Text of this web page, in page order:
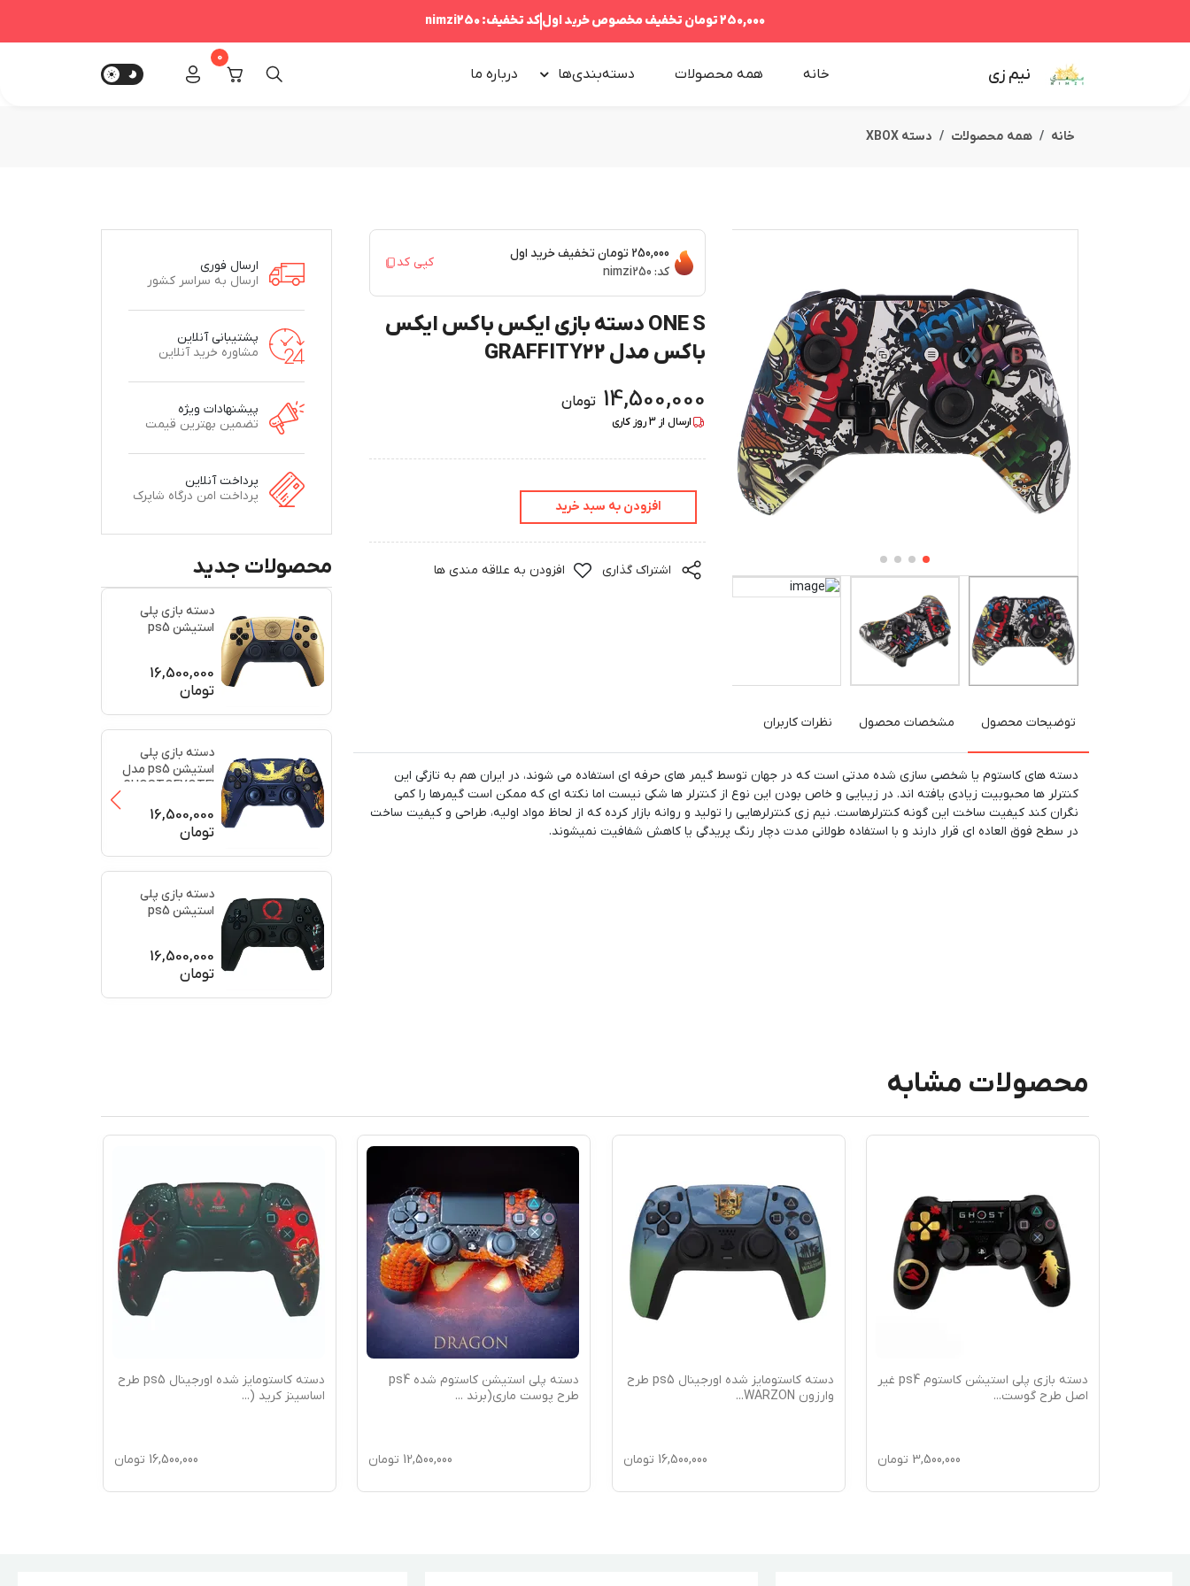
250,000 تومان تخفیف مخصوص خرید اولکد تخفیف:nimzi250
نیم زی خانه همه محصولات دسته‌بندی‌ها درباره‌ ما
0
خانه همه محصولات دسته XBOX
250,000 تومان
تخفیف خرید اول
کد: nimzi250
کپی کد
ONE S دسته بازی ایکس باکس ایکس
باکس مدل GRAFFITY22
14,500,000 تومان
ارسال از 3روز کاری
افزودن به سبد خرید
اشتراک گذاری افزودن به علاقه مندی ها
توضیحات محصول مشخصات محصول نظرات کاربران
دسته های کاستوم یا شخصی سازی شده مدتی است که در جهان توسط گیمر های حرفه ای استفاده می شوند، در ایران هم به تازگی این
کنترلر ها محبوبیت زیادی یافته اند. در زیبایی و خاص بودن این نوع از کنترلر ها شکی نیست اما نکته ای که ممکن است گیمرها را کمی
نگران کند کیفیت ساخت این گونه کنترلرهاست. نیم زی کنترلرهایی را تولید و روانه بازار کرده که از لحاظ مواد اولیه، طراحی و کیفیت ساخت
در سطح فوق العاده ای قرار دارند و با استفاده طولانی مدت دچار رنگ پریدگی یا کاهش شفافیت نمیشوند.
ارسال فوری
ارسال به سراسر کشور
پشتیبانی آنلاین
مشاوره خرید آنلاین
پیشنهادات ویژه
تضمین بهترین قیمت
پرداخت آنلاین
پرداخت امن درگاه شاپرک
محصولات جدید
دسته بازی پلی
استیشن ps5
16,500,000
تومان
دسته بازی پلی
استیشن ps5 مدل
GHOSTOFYOTEI
16,500,000
تومان
دسته بازی پلی
استیشن ps5
16,500,000
تومان
محصولات مشابه
دسته بازی پلی استیشن کاستوم ps4 غیر
اصل طرح گوست...
3,500,000 تومان
دسته کاستومایز شده اورجینال ps5 طرح
وارزون WARZON
...
16,500,000 تومان
دسته پلی استیشن کاستوم شده ps4
طرح پوست ماری(برند ...
12,500,000 تومان
دسته کاستومایز شده اورجینال ps5 طرح
اساسینز کرید (...
16,500,000 تومان